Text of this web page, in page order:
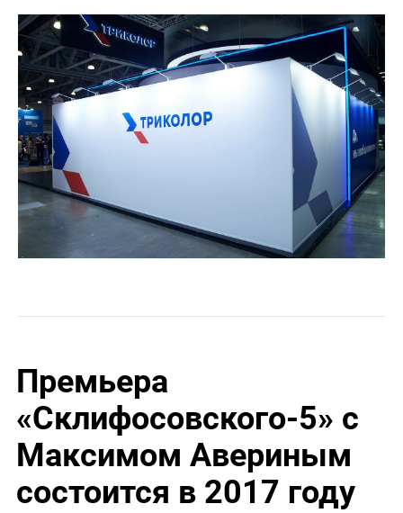
Премьера
«Склифосовского-5» с
Максимом Авериным
состоится в 2017 году